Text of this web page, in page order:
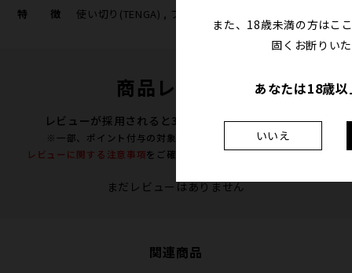
特徴
使い切り(TENGA) , フリーサイズ
商品レビュー
レビューが採用されると300ポイントプレゼント！
※一部、ポイント付与の対象外となる商品がございます。
レビューに関する注意事項をご確認の上、投稿をお願い致します。
まだレビューはありません
関連商品
また、18歳未満の方はこ
固くお断りい
あなたは18歳
いいえ